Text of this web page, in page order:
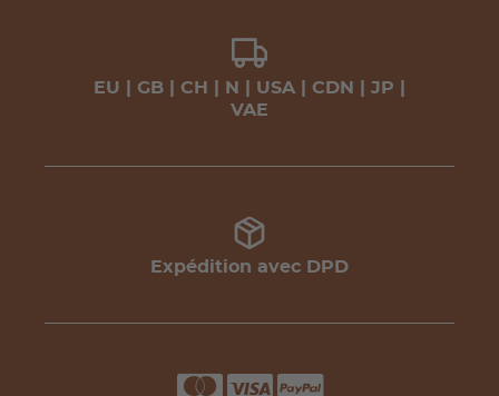
EU | GB | CH | N | USA | CDN | JP |
VAE
Expédition avec DPD